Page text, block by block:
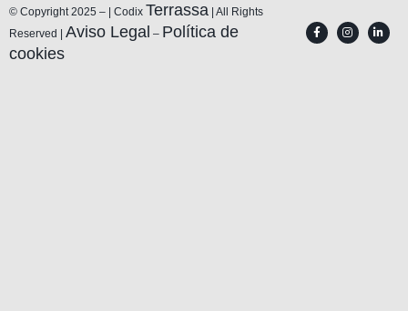
© Copyright 2025 – | Codix Terrassa | All Rights
Reserved | Aviso Legal – Política de
cookies